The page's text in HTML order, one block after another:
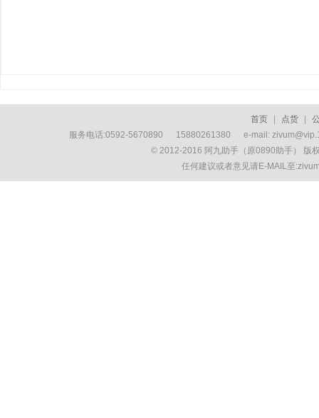
首页 点货
服务电话:0592-5670890 15880261380 e-mail:
© 2012-2016 阿九助手（原0890助手） 版
任何建议或者意见请E-MAIL至